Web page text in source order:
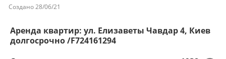
Создано 28/06/21
Аренда квартир: ул. Елизаветы Чавдар 4, Киев
долгосрочно /F724161294